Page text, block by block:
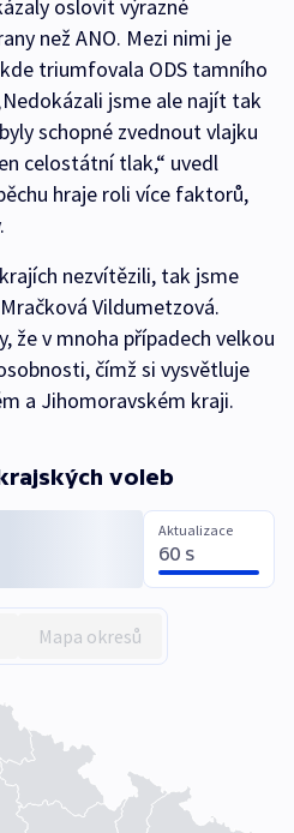
oslovit výrazné
než ANO. Mezi nimi je
triumfovala ODS tamního
jsme ale najít tak
schopné zvednout vlajku
celostátní tlak,“ uvedl
hraje roli více faktorů,
nezvítězili, tak jsme
Vildumetzová.
že v mnoha případech velkou
čímž si vysvětluje
a Jihomoravském kraji.
voleb
Aktualizace
60 s
Mapa okresů